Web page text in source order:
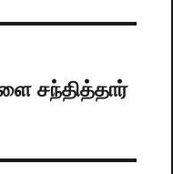
சந்தித்தார்